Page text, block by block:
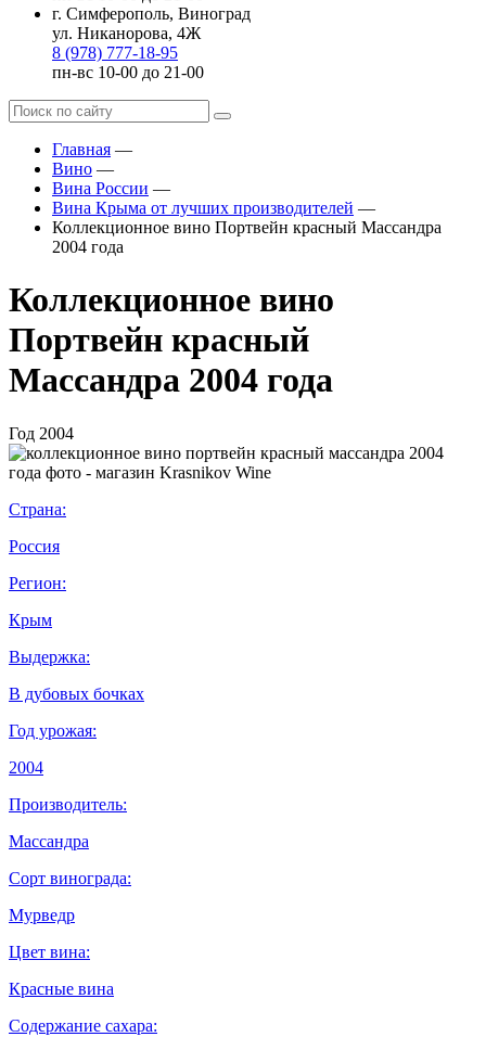
г. Симферополь, Виноград
ул. Никанорова, 4Ж
8 (978) 777-18-95
пн-вс 10-00 до 21-00
Главная —
Вино —
Вина России —
Вина Крыма от лучших производителей —
Коллекционное вино Портвейн красный Массандра
2004 года
Коллекционное вино
Портвейн красный
Массандра 2004 года
Год 2004
Страна:
Россия
Регион:
Крым
Выдержка:
В дубовых бочках
Год урожая:
2004
Производитель:
Массандра
Сорт винограда:
Мурведр
Цвет вина:
Красные вина
Содержание сахара: